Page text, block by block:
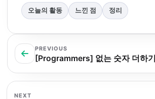
오늘의 활동 느낀 점 정리
PREVIOUS
[Programmers] 없는 숫자 더하
NEXT